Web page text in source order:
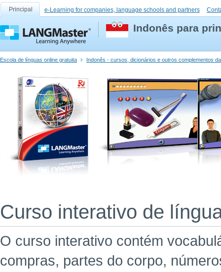
Principal e-Learning for companies, language schools and partners
Indonês para
Escola de línguas online gratuita Indonês - cursos, dicionários e outros complementos
Curso interativo de
O curso interativo contém
compras, partes do corpo,